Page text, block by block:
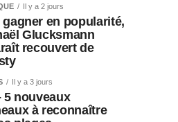
Il y a 2 jours
gagner en popularité,
Glucksmann
recouvert de
Il y a 3 jours
5 nouveaux
à reconnaître